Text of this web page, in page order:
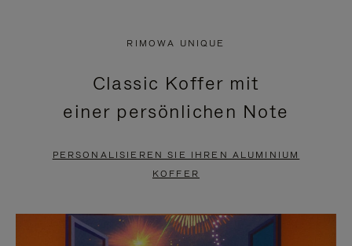
PAUSIERT,
BITTE
DRÜCKEN
KLICKEN
SIE
ZUM
AUFHEBEN
STUMMSCHALTUNG
RIMOWA UNIQUE
Classic Koffer mit
einer persönlichen Note
PERSONALISIEREN SIE IHREN ALUMINIUM
KOFFER